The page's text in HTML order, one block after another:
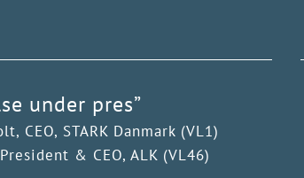
under pres”
CEO, STARK Danmark (VL1)
& CEO, ALK (VL46)